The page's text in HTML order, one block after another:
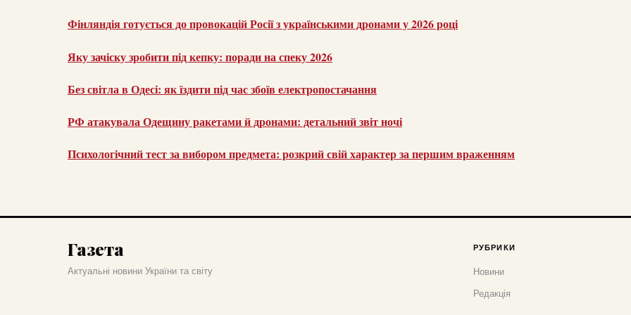
Фінляндія готується до провокацій Росії з українськими дронами у 2026 році
Яку зачіску зробити під кепку: поради на спеку 2026
Без світла в Одесі: як їздити під час збоїв електропостачання
РФ атакувала Одещину ракетами й дронами: детальний звіт ночі
Психологічний тест за вибором предмета: розкрий свій характер за першим враженням
Газета
Актуальні новини України та світу
РУБРИКИ
Новини
Редакція